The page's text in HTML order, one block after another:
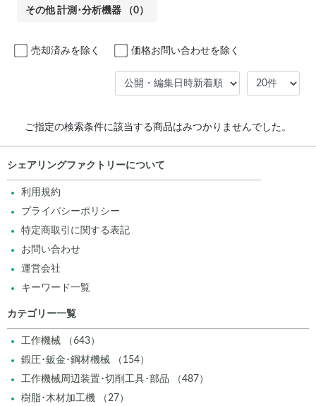
その他 計測･分析機器 （0）
売却済みを除く 価格お問い合わせを除く
ご指定の検索条件に該当する商品はみつかりませんでした。
シェアリングファクトリーについて
利用規約
プライバシーポリシー
特定商取引に関する表記
お問い合わせ
運営会社
キーワード一覧
カテゴリー一覧
工作機械 （643）
鍛圧･鈑金･鋼材機械 （154）
工作機械周辺装置･切削工具･部品 （487）
樹脂･木材加工機 （27）